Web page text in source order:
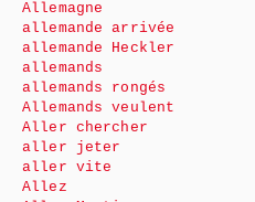
Allemagne
allemande arrivée
allemande Heckler
allemands
allemands rongés
Allemands veulent
Aller chercher
aller jeter
aller vite
Allez